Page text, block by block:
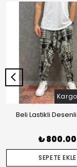
Beli Lastikli
₺ 800.00
SEPETE EKLE